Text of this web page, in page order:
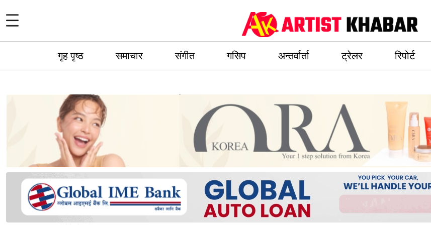
गृह पृष्ठ समाचार संगीत गसिप अन्तर्वार्ता ट्रेलर रिपोर्ट